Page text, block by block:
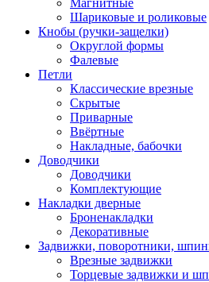
Магнитные
Шариковые и роликовые
Кнобы (ручки-защелки)
Округлой формы
Фалевые
Петли
Классические врезные
Скрытые
Приварные
Ввёртные
Накладные, бабочки
Доводчики
Доводчики
Комплектующие
Накладки дверные
Броненакладки
Декоративные
Задвижки, поворотники,
Врезные задвижки
Торцевые задвижки и